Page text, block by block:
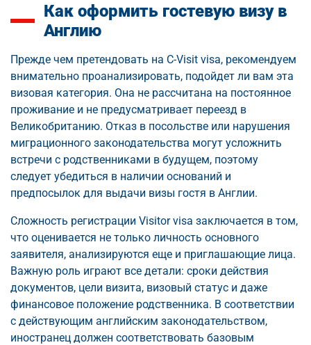
Как оформить гостевую визу в
Англию
Прежде чем претендовать на C-Visit visa, рекомендуем
внимательно проанализировать, подойдет ли вам эта
визовая категория. Она не рассчитана на постоянное
проживание и не предусматривает переезд в
Великобританию. Отказ в посольстве или нарушения
миграционного законодательства могут усложнить
встречи с родственниками в будущем, поэтому
следует убедиться в наличии оснований и
предпосылок для выдачи визы гостя в Англии.
Сложность регистрации Visitor visa заключается в том,
что оценивается не только личность основного
заявителя, анализируются еще и приглашающие лица.
Важную роль играют все детали: сроки действия
документов, цели визита, визовый статус и даже
финансовое положение родственника. В соответствии
с действующим английским законодательством,
иностранец должен соответствовать базовым